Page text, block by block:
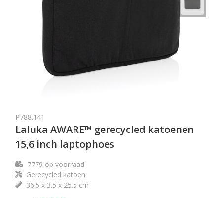
P788.141
Laluka AWARE™ gerecycled katoenen
15,6 inch laptophoes
7779 op voorraad
Gerecycled katoen
36.5 x 3.5 x 25.5 cm